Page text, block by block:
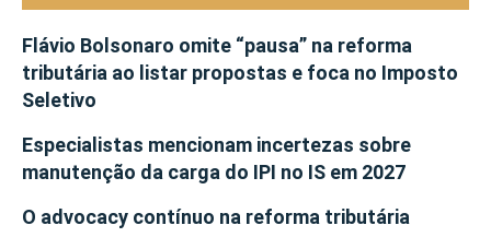
Flávio Bolsonaro omite “pausa” na reforma
tributária ao listar propostas e foca no Imposto
Seletivo
Especialistas mencionam incertezas sobre
manutenção da carga do IPI no IS em 2027
O advocacy contínuo na reforma tributária